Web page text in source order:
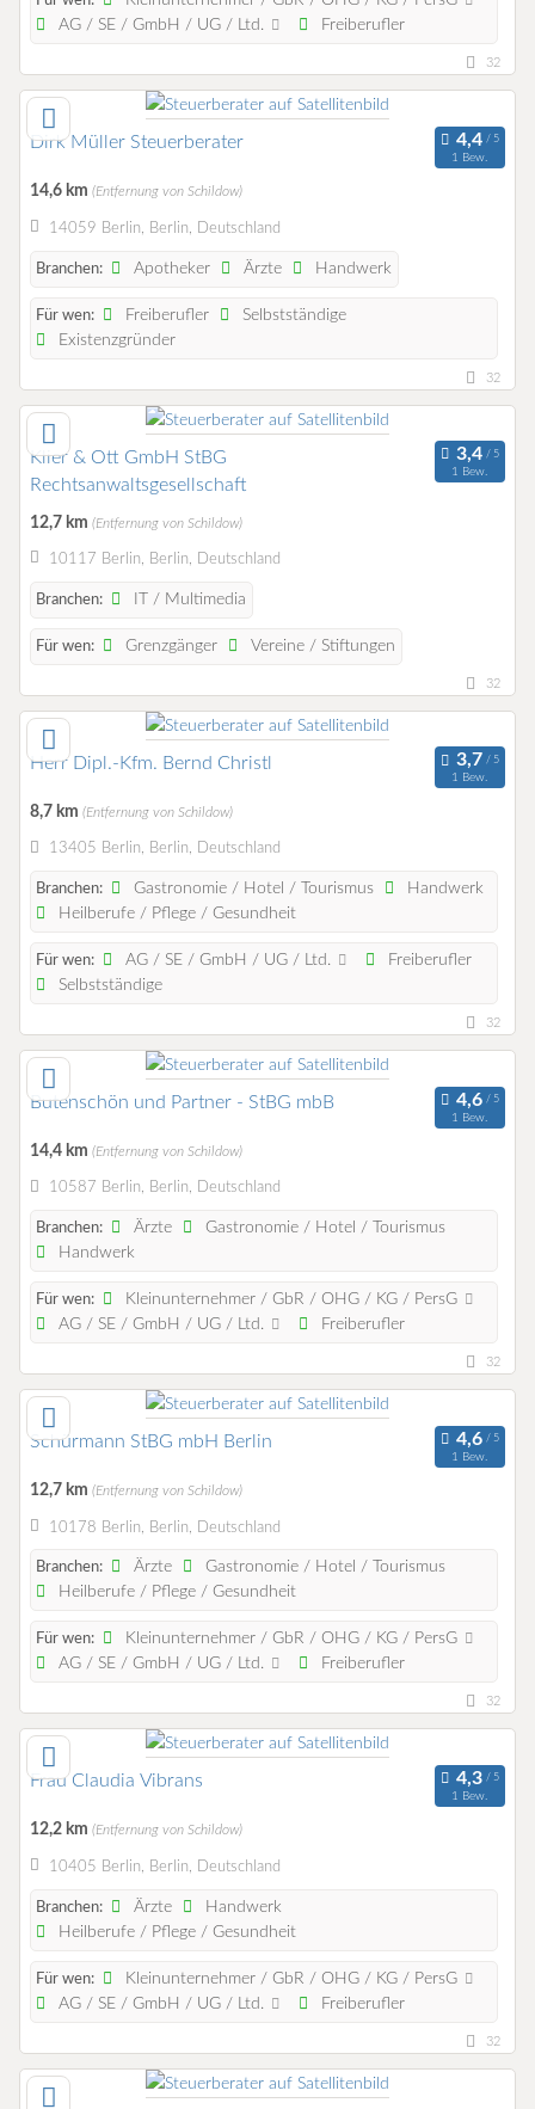
AG / SE / GmbH / UG / Ltd.
Freiberufler
32
Dirk Müller Steuerberater
1 Bew.
14,6 km (Entfernung von Schildow)
14059 Berlin, Berlin, Deutschland
Branchen: Apotheker Ärzte Handwerk
Für wen: Freiberufler
Selbstständige
Existenzgründer
32
Klier & Ott GmbH StBG
Rechtsanwaltsgesellschaft
1 Bew.
12,7 km (Entfernung von Schildow)
10117 Berlin, Berlin, Deutschland
Branchen: IT / Multimedia
Für wen: Grenzgänger Vereine / Stiftungen
32
Herr Dipl.-Kfm. Bernd Christl
1 Bew.
8,7 km (Entfernung von Schildow)
13405 Berlin, Berlin, Deutschland
Branchen: Gastronomie / Hotel / Tourismus
Handwerk
Heilberufe / Pflege / Gesundheit
Für wen: AG / SE / GmbH / UG / Ltd.
Freiberufler
Selbstständige
32
Butenschön und Partner - StBG mbB
1 Bew.
14,4 km (Entfernung von Schildow)
10587 Berlin, Berlin, Deutschland
Branchen: Ärzte
Gastronomie / Hotel / Tourismus
Handwerk
Für wen:
Kleinunternehmer / GbR / OHG / KG / PersG
AG / SE / GmbH / UG / Ltd.
Freiberufler
32
Schürmann StBG mbH Berlin
1 Bew.
12,7 km (Entfernung von Schildow)
10178 Berlin, Berlin, Deutschland
Branchen: Ärzte
Gastronomie / Hotel / Tourismus
Heilberufe / Pflege / Gesundheit
Für wen:
Kleinunternehmer / GbR / OHG / KG / PersG
AG / SE / GmbH / UG / Ltd.
Freiberufler
32
Frau Claudia Vibrans
1 Bew.
12,2 km (Entfernung von Schildow)
10405 Berlin, Berlin, Deutschland
Branchen: Ärzte
Handwerk
Heilberufe / Pflege / Gesundheit
Für wen:
Kleinunternehmer / GbR / OHG / KG / PersG
AG / SE / GmbH / UG / Ltd.
Freiberufler
32